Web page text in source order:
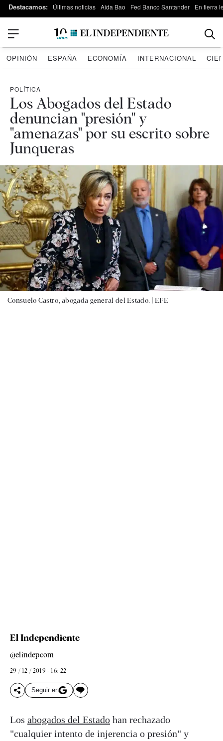
Destacamos: Últimas noticias Aída Bao Fed Banco Santander En tierra
OPINIÓN ESPAÑA ECONOMÍA INTERNACIONAL
POLÍTICA
Los Abogados del Estado
denuncian "presión" y
"amenazas" por su escrito sobre
Junqueras
Consuelo Castro, abogada general del Estado. |EFE
El Independiente
@elindepcom
29 / 12 / 2019 - 16: 22
Seguir en
Los abogados del Estado han rechazado
"cualquier intento de injerencia o presión" y